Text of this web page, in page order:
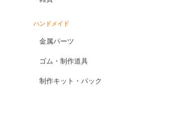
ハンドメイド
金属パーツ
ゴム・制作道具
制作キット・パック